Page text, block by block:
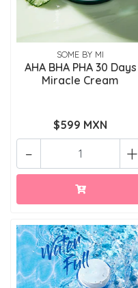
SOME BY MI
AHA BHA PHA 30 Days
Miracle Cream
$599 MXN
+
-